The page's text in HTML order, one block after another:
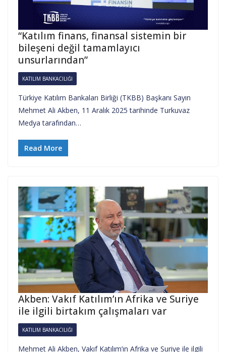
“Katılım finans, finansal sistemin bir
bileşeni değil tamamlayıcı
unsurlarından”
KATILIM BANKACILIĞI
Türkiye Katılım Bankaları Birliği (TKBB) Başkanı Sayın
Mehmet Ali Akben, 11 Aralık 2025 tarihinde Turkuvaz
Medya tarafından…
Read More
Akben: Vakıf Katılım’ın Afrika ve Suriye
ile ilgili birtakım çalışmaları var
KATILIM BANKACILIĞI
Mehmet Ali Akben, Vakıf Katılım’ın Afrika ve Suriye ile ilgili